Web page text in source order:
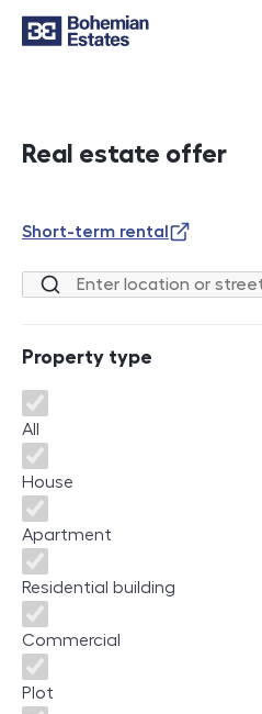
Real estate offer
Short-term rental
Location or street
Property type
Property type
All
House
Apartment
Residential building
Commercial
Plot